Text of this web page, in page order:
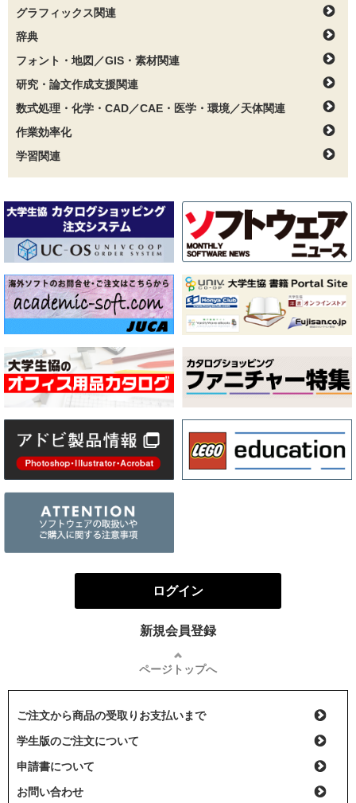
グラフィックス関連
辞典
フォント・地図／GIS・素材関連
研究・論文作成支援関連
数式処理・化学・CAD／CAE・医学・環境／天体関連
作業効率化
学習関連
ログイン
新規会員登録
ページトップへ
ご注文から商品の受取りお支払いまで
学生版のご注文について
申請書について
お問い合わせ